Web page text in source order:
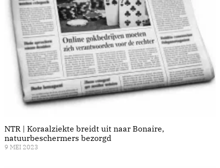
NTR | Koraalziekte breidt uit naar Bonaire,
natuurbeschermers bezorgd
9 MEI 2023